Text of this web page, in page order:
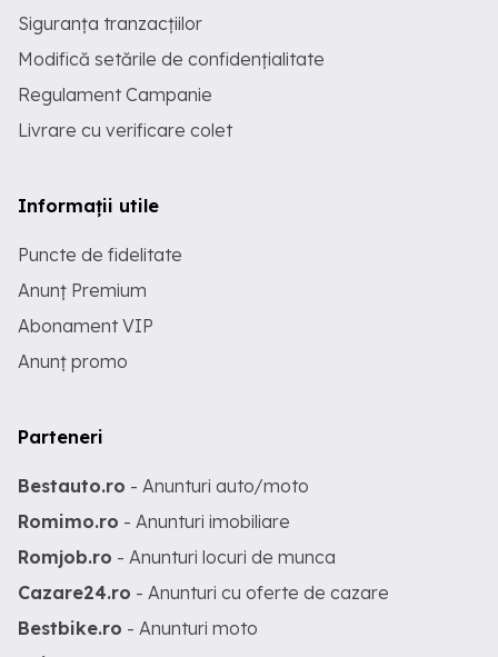
Siguranța tranzacțiilor
Modifică setările de confidențialitate
Regulament Campanie
Livrare cu verificare colet
Informații utile
Puncte de fidelitate
Anunț Premium
Abonament VIP
Anunț promo
Parteneri
Bestauto.ro - Anunturi auto/moto
Romimo.ro - Anunturi imobiliare
Romjob.ro - Anunturi locuri de munca
Cazare24.ro - Anunturi cu oferte de cazare
Bestbike.ro - Anunturi moto